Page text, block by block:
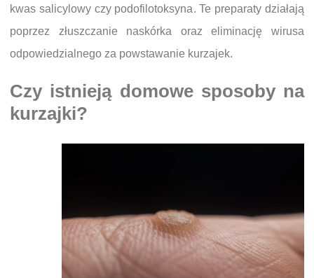
kwas salicylowy czy podofilotoksyna. Te preparaty działają
poprzez złuszczanie naskórka oraz eliminację wirusa
odpowiedzialnego za powstawanie kurzajek.
Czy istnieją domowe sposoby na
kurzajki?